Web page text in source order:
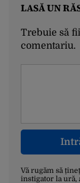
LASĂ UN
Trebuie să fii
comentariu.
Vă rugăm să
instigator la ură,